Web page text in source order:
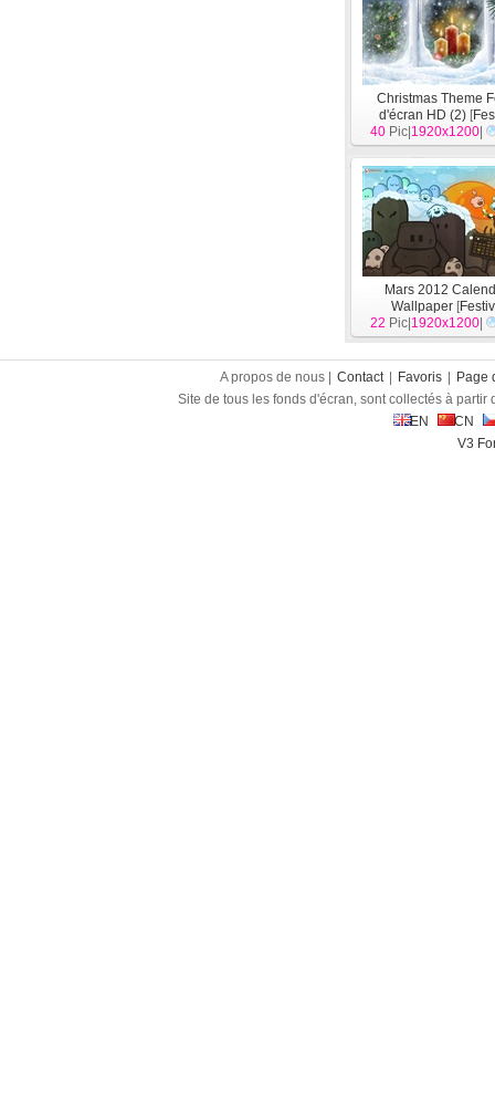
Christmas Theme
d'écran HD (2) [
40 Pic| 1920x1200
Mars 2012
Wallpaper [
22 Pic| 1920x1200
A propos de nous | Contact Favoris
Page
Site de tous les fonds d'écran, sont collectés à
EN
CN
V3